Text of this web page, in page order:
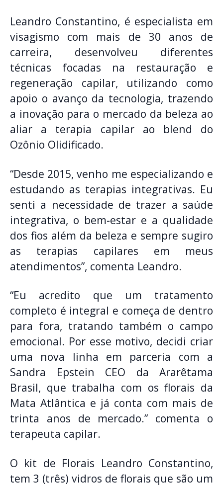
Leandro Constantino, é especialista em
visagismo com mais de 30 anos de
carreira, desenvolveu diferentes
técnicas focadas na restauração e
regeneração capilar, utilizando como
apoio o avanço da tecnologia, trazendo
a inovação para o mercado da beleza ao
aliar a terapia capilar ao blend do
Ozônio Olidificado.
“Desde 2015, venho me especializando e
estudando as terapias integrativas. Eu
senti a necessidade de trazer a saúde
integrativa, o bem-estar e a qualidade
dos fios além da beleza e sempre sugiro
as terapias capilares em meus
atendimentos”, comenta Leandro.
“Eu acredito que um tratamento
completo é integral e começa de dentro
para fora, tratando também o campo
emocional. Por esse motivo, decidi criar
uma nova linha em parceria com a
Sandra Epstein CEO da Ararêtama
Brasil, que trabalha com os florais da
Mata Atlântica e já conta com mais de
trinta anos de mercado.” comenta o
terapeuta capilar.
O kit de Florais Leandro Constantino,
tem 3 (três) vidros de florais que são um